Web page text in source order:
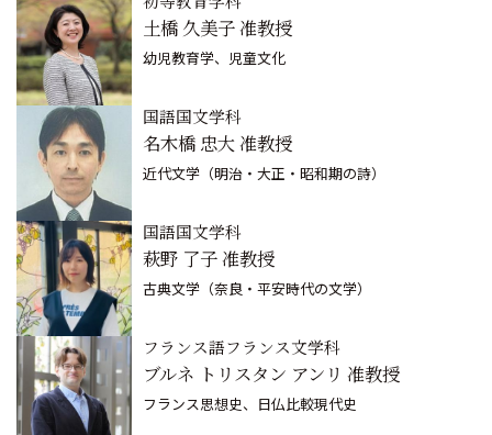
土橋 久美子 准教授
幼児教育学、児童文化
国語国文学科
名木橋 忠大 准教授
近代文学（明治・大正・昭和期の詩）
国語国文学科
萩野 了子 准教授
古典文学（奈良・平安時代の文学）
フランス語フランス文学科
ブルネ トリスタン アンリ 准教授
フランス思想史、日仏比較現代史